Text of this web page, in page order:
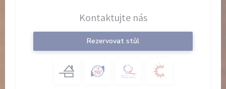
Kontaktujte nás
Rezervovat stůl